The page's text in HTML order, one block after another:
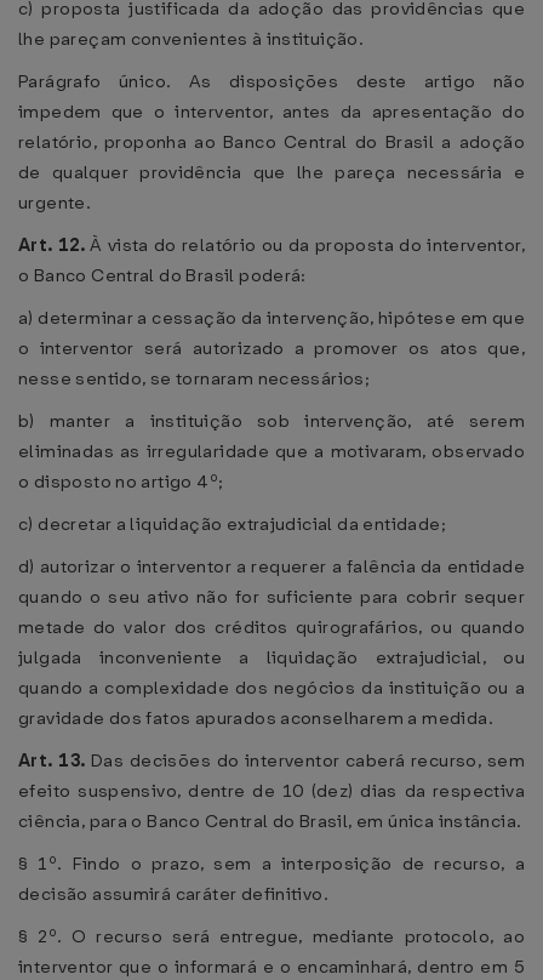
c) proposta justificada da adoção das providências que
lhe pareçam convenientes à instituição.
Parágrafo único. As disposições deste artigo não
impedem que o interventor, antes da apresentação do
relatório, proponha ao Banco Central do Brasil a adoção
de qualquer providência que lhe pareça necessária e
urgente.
Art. 12.À vista do relatório ou da proposta do interventor,
o Banco Central do Brasil poderá:
a) determinar a cessação da intervenção, hipótese em que
o interventor será autorizado a promover os atos que,
nesse sentido, se tornaram necessários;
b) manter a instituição sob intervenção, até serem
eliminadas as irregularidade que a motivaram, observado
o disposto no artigo 4º;
c) decretar a liquidação extrajudicial da entidade;
d) autorizar o interventor a requerer a falência da entidade
quando o seu ativo não for suficiente para cobrir sequer
metade do valor dos créditos quirografários, ou quando
julgada inconveniente a liquidação extrajudicial, ou
quando a complexidade dos negócios da instituição ou a
gravidade dos fatos apurados aconselharem a medida.
Art. 13. Das decisões do interventor caberá recurso, sem
efeito suspensivo, dentre de 10 (dez) dias da respectiva
ciência, para o Banco Central do Brasil, em única instância.
§ 1º. Findo o prazo, sem a interposição de recurso, a
decisão assumirá caráter definitivo.
§ 2º. O recurso será entregue, mediante protocolo, ao
interventor que o informará e o encaminhará, dentro em 5